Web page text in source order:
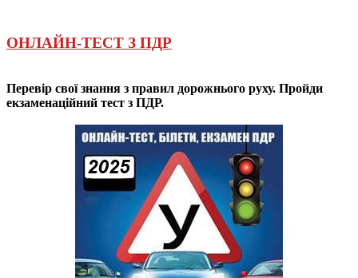
ОНЛАЙН-ТЕСТ З ПДР
Перевір свої знання з правил дорожнього руху. Пройди
екзаменаційний тест з ПДР.